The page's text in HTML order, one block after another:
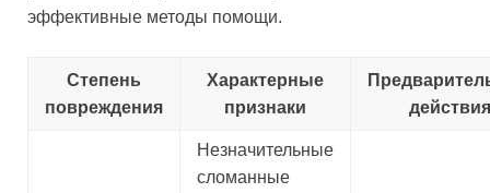
эффективные методы помощи.
Степень
повреждения
Характерные
признаки
действия
Незначительные
сломанные